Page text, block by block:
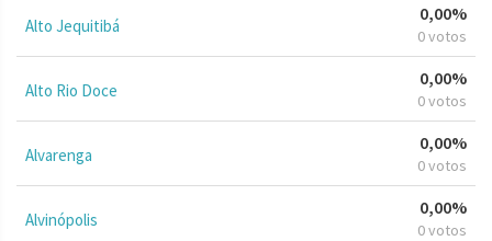
Alto Jequitibá
0,00%
0 votos
Alto Rio Doce
0,00%
0 votos
Alvarenga
0,00%
0 votos
Alvinópolis
0,00%
0 votos